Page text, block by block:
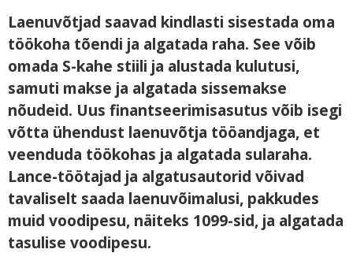
Laenuvõtjad saavad kindlasti sisestada oma
töökoha tõendi ja algatada raha. See võib
omada S-kahe stiili ja alustada kulutusi,
samuti makse ja algatada sissemakse
nõudeid. Uus finantseerimisasutus võib isegi
võtta ühendust laenuvõtja tööandjaga, et
veenduda töökohas ja algatada sularaha.
Lance-töötajad ja algatusautorid võivad
tavaliselt saada laenuvõimalusi, pakkudes
muid voodipesu, näiteks 1099-sid, ja algatada
tasulise voodipesu.